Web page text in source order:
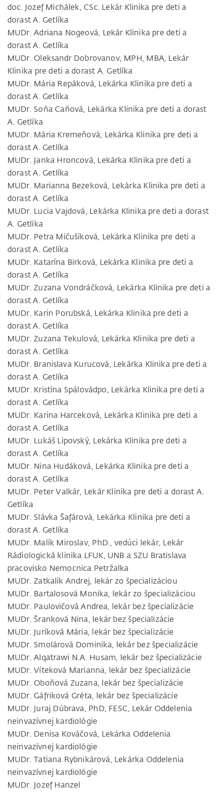
doc. Jozef Michálek, CSc. Lekár Klinika pre deti a
dorast A. Getlíka
MUDr. Adriana Nogeová, Lekár Klinika pre deti a
dorast A. Getlíka
MUDr. Oleksandr Dobrovanov, MPH, MBA, Lekár
Klinika pre deti a dorast A. Getlíka
MUDr. Mária Repáková, Lekárka Klinika pre deti a
dorast A. Getlíka
MUDr. Soňa Caňová, Lekárka Klinika pre deti a dorast
A. Getlíka
MUDr. Mária Kremeňová, Lekárka Klinika pre deti a
dorast A. Getlíka
MUDr. Janka Hroncová, Lekárka Klinika pre deti a
dorast A. Getlíka
MUDr. Marianna Bezeková, Lekárka Klinika pre deti a
dorast A. Getlíka
MUDr. Lucia Vajdová, Lekárka Klinika pre deti a dorast
A. Getlíka
MUDr. Petra Mičušíková, Lekárka Klinika pre deti a
dorast A. Getlíka
MUDr. Katarína Birková, Lekárka Klinika pre deti a
dorast A. Getlíka
MUDr. Zuzana Vondráčková, Lekárka Klinika pre deti a
dorast A. Getlíka
MUDr. Karin Porubská, Lekárka Klinika pre deti a
dorast A. Getlíka
MUDr. Zuzana Tekulová, Lekárka Klinika pre deti a
dorast A. Getlíka
MUDr. Branislava Kurucová, Lekárka Klinika pre deti a
dorast A. Getlíka
MUDr. Kristína Spálovádpo, Lekárka Klinika pre deti a
dorast A. Getlíka
MUDr. Karina Harceková, Lekárka Klinika pre deti a
dorast A. Getlíka
MUDr. Lukáš Lipovský, Lekárka Klinika pre deti a
dorast A. Getlíka
MUDr. Nina Hudáková, Lekárka Klinika pre deti a
dorast A. Getlíka
MUDr. Peter Valkár, Lekár Klinika pre deti a dorast A.
Getlíka
MUDr. Slávka Šafárová, Lekárka Klinika pre deti a
dorast A. Getlíka
MUDr. Malík Miroslav, PhD., vedúci lekár, Lekár
Rádiologická klinika LFUK, UNB a SZU Bratislava
pracovisko Nemocnica Petržalka
MUDr. Zatkalík Andrej, lekár zo špecializáciou
MUDr. Bartalosová Monika, lekár zo špecializáciou
MUDr. Paulovičová Andrea, lekár bez špecializácie
MUDr. Šranková Nina, lekár bez špecializácie
MUDr. Juríková Mária, lekár bez špecializácie
MUDr. Smolárová Dominika, lekár bez špecializácie
MUDr. Alqatrawi N.A. Husam, lekár bez špecializácie
MUDr. Víteková Marianna, lekár bez špecializácie
MUDr. Oboňová Zuzana, lekár bez špecializácie
MUDr. Gáfriková Gréta, lekár bez špecializácie
MUDr. Juraj Dúbrava, PhD, FESC, Lekár Oddelenia
neinvazívnej kardiológie
MUDr. Denisa Kováčová, Lekárka Oddelenia
neinvazívnej kardiológie
MUDr. Tatiana Rybnikárová, Lekárka Oddelenia
neinvazívnej kardiológie
MUDr. Jozef Hanzel